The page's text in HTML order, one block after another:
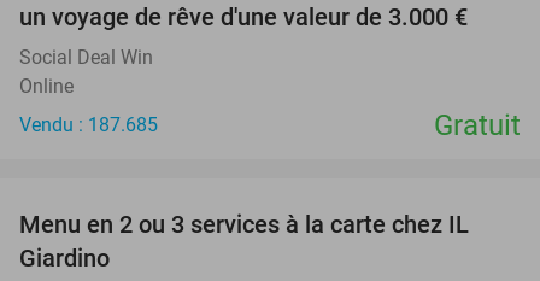
un voyage de rêve d'une valeur de 3.000 €
Social Deal Win
Online
Vendu : 187.685
Gratuit
40%
Menu en 2 ou 3 services à la carte chez IL
Giardino